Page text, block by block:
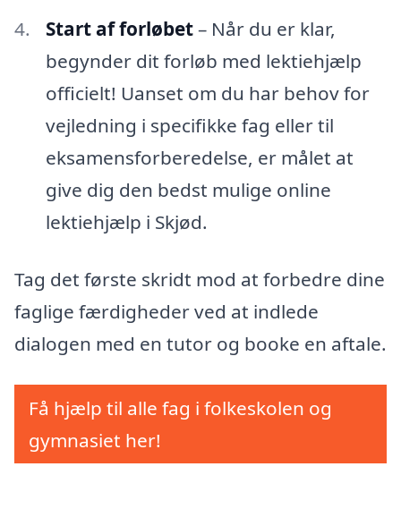
Start af forløbet– Når du er klar,
begynder dit forløb med lektiehjælp
officielt! Uanset om du har behov for
vejledning i specifikke fag eller til
eksamensforberedelse, er målet at
give dig den bedst mulige online
lektiehjælp i Skjød.
Tag det første skridt mod at forbedre dine
faglige færdigheder ved at indlede
dialogen med en tutor og booke en aftale.
Få hjælp til alle fag i folkeskolen og
gymnasiet her!